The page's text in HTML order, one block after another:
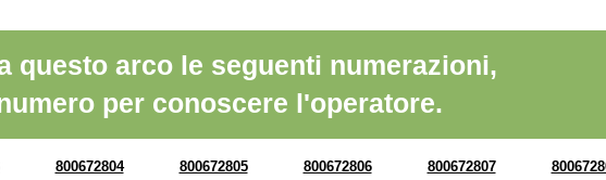
questo arco le seguenti numerazioni,
per conoscere l'operatore.
800672804 800672805 800672806 800672807